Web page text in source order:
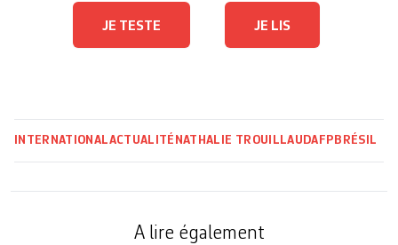
JE TESTE JE LIS
INTERNATIONALACTUALITÉ NATHALIE TROUILLAUDAFP BRÉSIL
A lire également